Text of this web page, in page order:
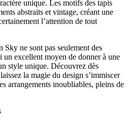
unique. Les motifs des tapis
abstraits et vintage, créant une
l’attention de tout
ne sont pas seulement des
un excellent moyen de donner à une
style unique. Découvrez dès
la magie du design s’immiscer
arrangements inoubliables, pleins de